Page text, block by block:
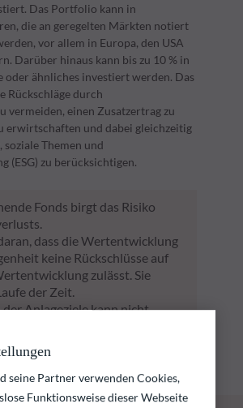
Das Portfolio kann in
die an geregelten Märkten notiert
vor allem in Europa, den USA
Darüber hinaus kann bis zu 10 % in
ähnliches investiert werden. Das
Rückschläge durch
vermeiden, einen Zusatzertrag zu
erwirtschaften und dabei gleichzeitig
Themen und
(ESG) zu berücksichtigen.
Fonds birgt das Risiko
dass die Wertentwicklung
keine Rückschlüsse auf
zulässt. Sie
der Zeit.
der Anlageziele kann nicht
seine Partner verwenden Cookies,
Funktionsweise dieser Webseite